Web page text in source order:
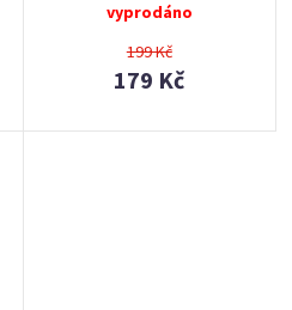
vyprodáno
199 Kč
179 Kč